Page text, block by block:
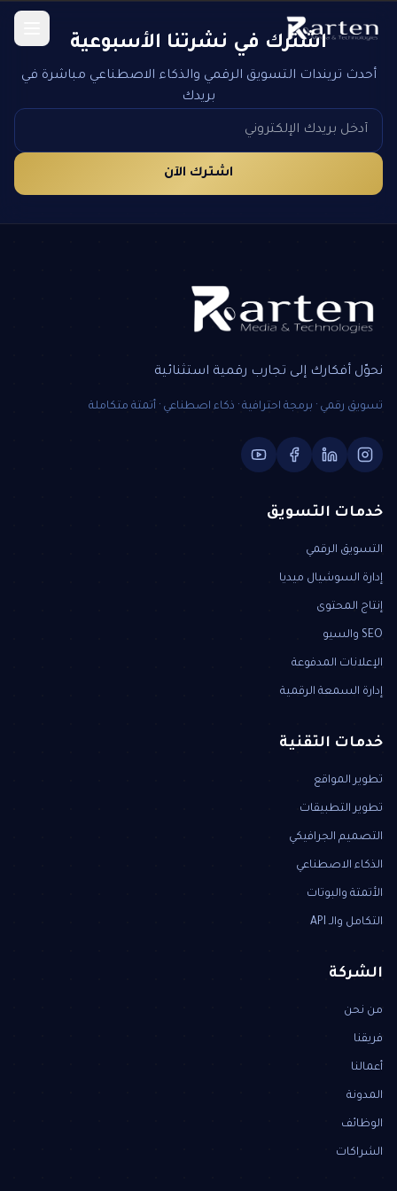
اشترك في نشرتنا الأسبوعية
أحدث تريندات التسويق الرقمي والذكاء الاصطناعي مباشرة في
بريدك
اشترك الآن
نحوّل أفكارك إلى تجارب رقمية استثنائية
تسويق رقمي · برمجة احترافية · ذكاء اصطناعي · أتمتة متكاملة
خدمات التسويق
التسويق الرقمي
إدارة السوشيال ميديا
إنتاج المحتوى
SEO والسيو
الإعلانات المدفوعة
إدارة السمعة الرقمية
خدمات التقنية
تطوير المواقع
تطوير التطبيقات
التصميم الجرافيكي
الذكاء الاصطناعي
الأتمتة والبوتات
التكامل والـ API
الشركة
من نحن
فريقنا
أعمالنا
المدونة
الوظائف
الشراكات